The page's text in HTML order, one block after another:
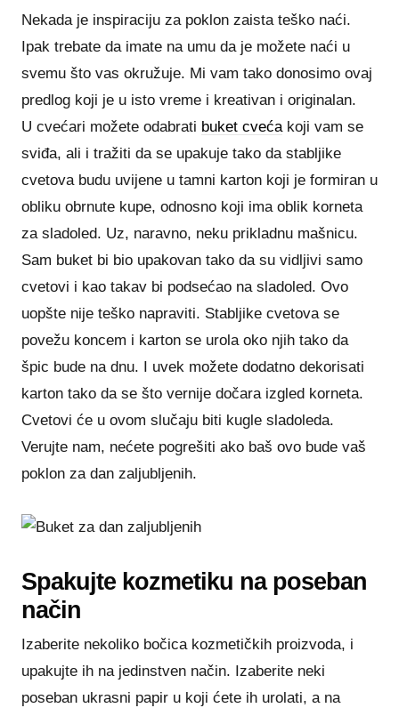
Nekada je inspiraciju za poklon zaista teško naći.
Ipak trebate da imate na umu da je možete naći u
svemu što vas okružuje. Mi vam tako donosimo ovaj
predlog koji je u isto vreme i kreativan i originalan.
U cvećari možete odabrati buket cveća koji vam se
sviđa, ali i tražiti da se upakuje tako da stabljike
cvetova budu uvijene u tamni karton koji je formiran u
obliku obrnute kupe, odnosno koji ima oblik korneta
za sladoled. Uz, naravno, neku prikladnu mašnicu.
Sam buket bi bio upakovan tako da su vidljivi samo
cvetovi i kao takav bi podsećao na sladoled. Ovo
uopšte nije teško napraviti. Stabljike cvetova se
povežu koncem i karton se urola oko njih tako da
špic bude na dnu. I uvek možete dodatno dekorisati
karton tako da se što vernije dočara izgled korneta.
Cvetovi će u ovom slučaju biti kugle sladoleda.
Verujte nam, nećete pogrešiti ako baš ovo bude vaš
poklon za dan zaljubljenih.
Spakujte kozmetiku na poseban
način
Izaberite nekoliko bočica kozmetičkih proizvoda, i
upakujte ih na jedinstven način. Izaberite neki
poseban ukrasni papir u koji ćete ih urolati, a na